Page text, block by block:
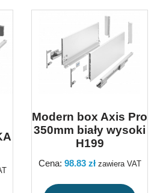
Modern box Axis Pro
350mm biały wysoki
H199
Cena: 98.83 zł zawiera VAT